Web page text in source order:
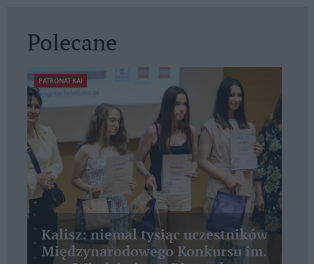
Polecane
PATRONAT KAI
Kalisz: niemal tysiąc uczestników
Międzynarodowego Konkursu im.